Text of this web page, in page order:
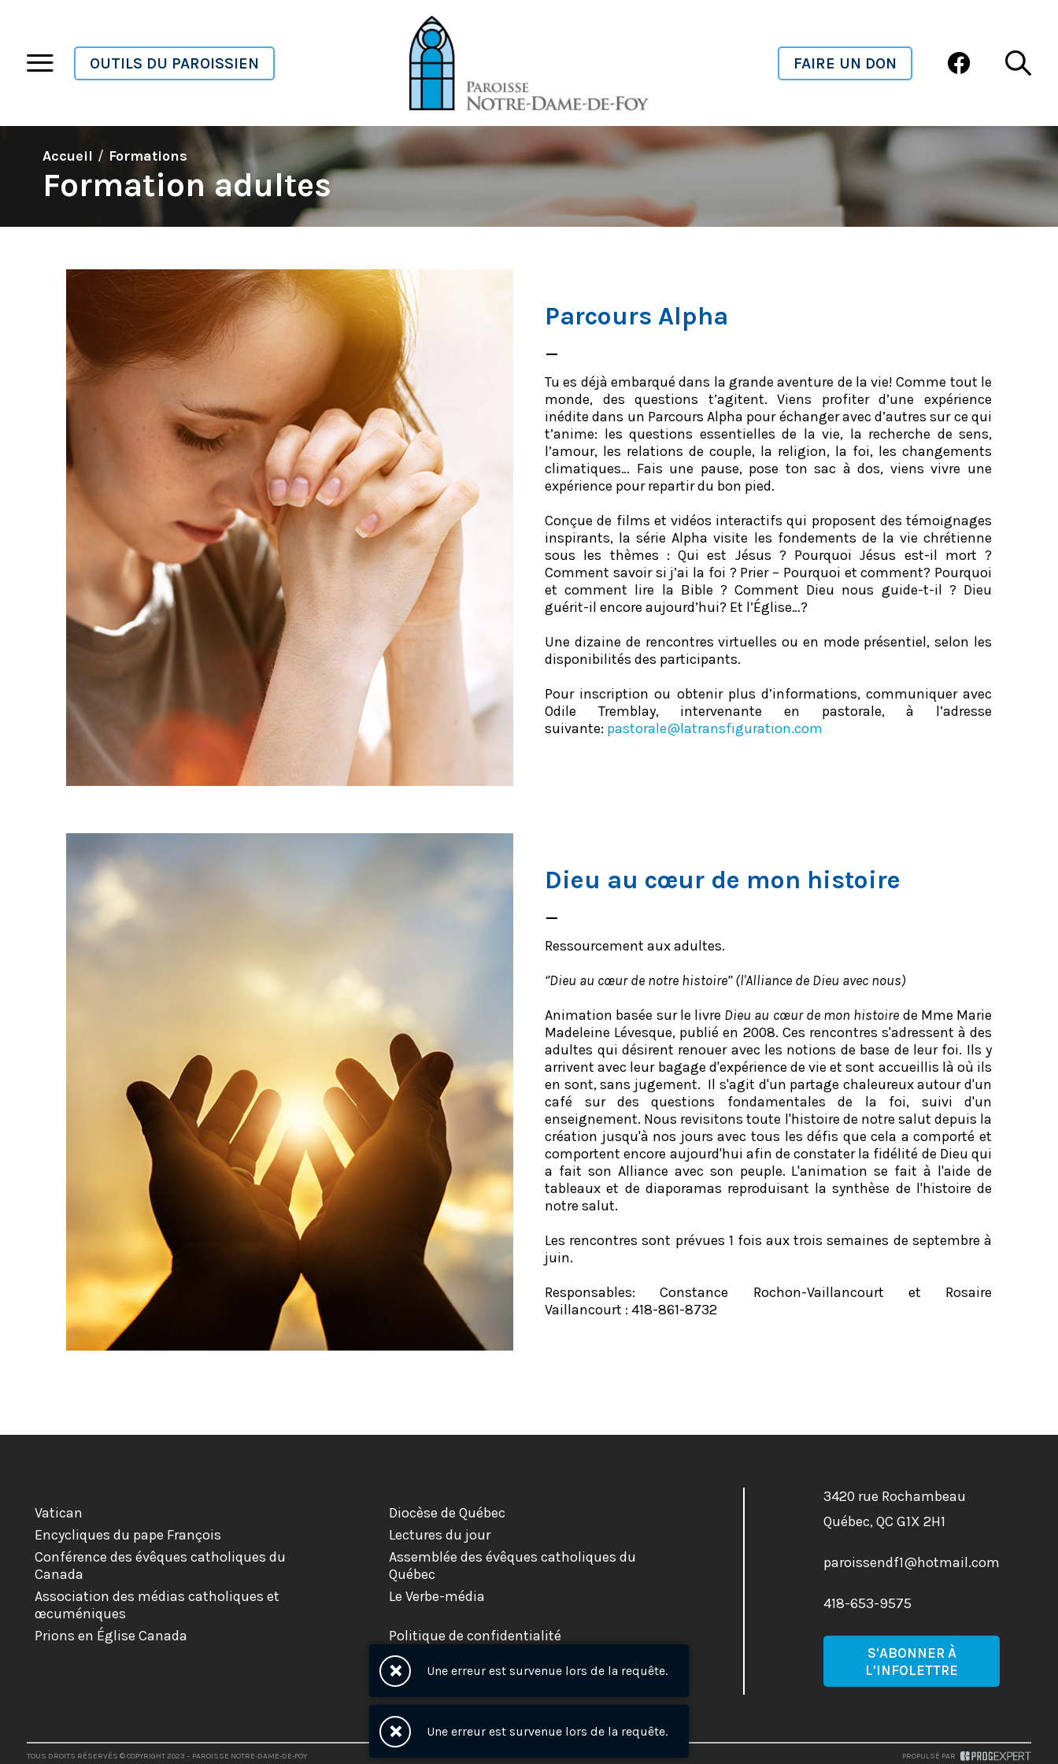
OUTILS DU PAROISSIEN FAIRE UN DON
Accueil Formations
Formation adultes
Parcours Alpha
–
Tu es déjà embarqué dans la grande aventure de la vie! Comme tout le
monde, des questions t’agitent. Viens profiter d’une expérience
inédite dans un Parcours Alpha pour échanger avec d’autres sur ce qui
t’anime: les questions essentielles de la vie, la recherche de sens,
l’amour, les relations de couple, la religion, la foi, les changements
climatiques… Fais une pause, pose ton sac à dos, viens vivre une
expérience pour repartir du bon pied.
Conçue de films et vidéos interactifs qui proposent des témoignages
inspirants, la série Alpha visite les fondements de la vie chrétienne
sous les thèmes : Qui est Jésus ? Pourquoi Jésus est-il mort ?
Comment savoir si j’ai la foi ? Prier – Pourquoi et comment? Pourquoi
et comment lire la Bible ? Comment Dieu nous guide-t-il ? Dieu
guérit-il encore aujourd’hui? Et l’Église…?
Une dizaine de rencontres virtuelles ou en mode présentiel, selon les
disponibilités des participants.
Pour inscription ou obtenir plus d’informations, communiquer avec
Odile Tremblay, intervenante en pastorale, à l’adresse
suivante: pastorale@latransfiguration.com
Dieu au cœur de mon histoire
–
Ressourcement aux adultes.
‘’Dieu au cœur de notre histoire’’ (l'Alliance de Dieu avec nous)
Animation basée sur le livre Dieu au cœur de mon histoire de Mme Marie
Madeleine Lévesque, publié en 2008. Ces rencontres s'adressent à des
adultes qui désirent renouer avec les notions de base de leur foi. Ils y
arrivent avec leur bagage d'expérience de vie et sont accueillis là où ils
en sont, sans jugement. Il s'agit d'un partage chaleureux autour d'un
café sur des questions fondamentales de la foi, suivi d'un
enseignement. Nous revisitons toute l'histoire de notre salut depuis la
création jusqu'à nos jours avec tous les défis que cela a comporté et
comportent encore aujourd'hui afin de constater la fidélité de Dieu qui
a fait son Alliance avec son peuple. L'animation se fait à l'aide de
tableaux et de diaporamas reproduisant la synthèse de l'histoire de
notre salut.
Les rencontres sont prévues 1 fois aux trois semaines de septembre à
juin.
Responsables: Constance Rochon-Vaillancourt et Rosaire
Vaillancourt : 418-861-8732
Vatican
Diocèse de Québec
Encycliques du pape François
Lectures du jour
Conférence des évêques catholiques du
Canada
Assemblée des évêques catholiques du
Québec
Association des médias catholiques et
œcuméniques
Le Verbe-média
Prions en Église Canada Politique de confidentialité
3420 rue Rochambeau
Québec,QC G1X 2H1
paroissendf1@hotmail.com
418-653-9575
S'ABONNER À
L'INFOLETTRE
TOUS DROITS RÉSERVÉS © COPYRIGHT 2023 – PAROISSE NOTRE-DAME-DE-FOY PROPULSÉ PAR
Une erreur est survenue lors de la requête.
Une erreur est survenue lors de la requête.